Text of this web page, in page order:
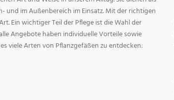
und im Außenbereich im Einsatz. Mit der richtigen
Ein wichtiger Teil der Pflege ist die Wahl der
Angebote haben individuelle Vorteile sowie
viele Arten von Pflanzgefäßen zu entdecken: